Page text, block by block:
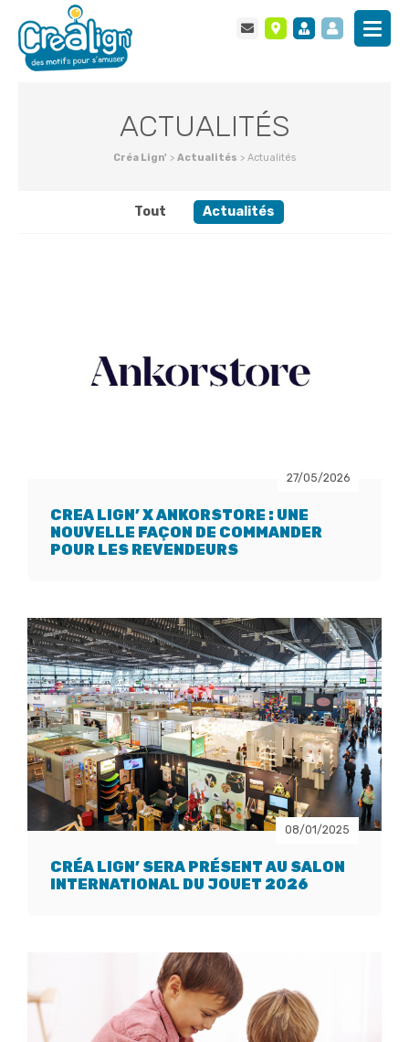
ACTUALITÉS
Créa Lign' > Actualités > Actualités
Tout Actualités
27/05/2026
CREA LIGN’ X ANKORSTORE : UNE
NOUVELLE FAÇON DE COMMANDER
POUR LES REVENDEURS
08/01/2025
CRÉA LIGN’ SERA PRÉSENT AU SALON
INTERNATIONAL DU JOUET 2026